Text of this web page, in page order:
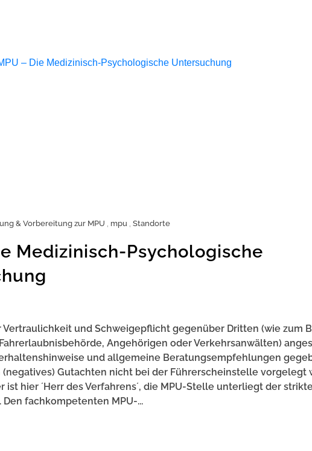
& Vorbereitung zur MPU mpu Standorte
Medizinisch-Psychologische
Vertraulichkeit und Schweigepflicht gegenüber Dritten (wie zum
Angehörigen oder Verkehrsanwälten)
und allgemeine Beratungsempfehlungen
(negatives) Gutachten nicht bei der Führerscheinstelle vorgelegt
ist hier ´Herr des Verfahrens´, die MPU-Stelle unterliegt der
fachkompetenten MPU-...